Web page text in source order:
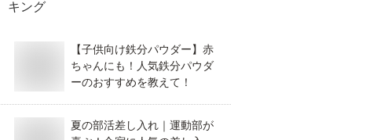
キング
【子供向け鉄分パウダー】赤
ちゃんにも！人気鉄分パウダ
ーのおすすめを教えて！
夏の部活差し入れ｜運動部が